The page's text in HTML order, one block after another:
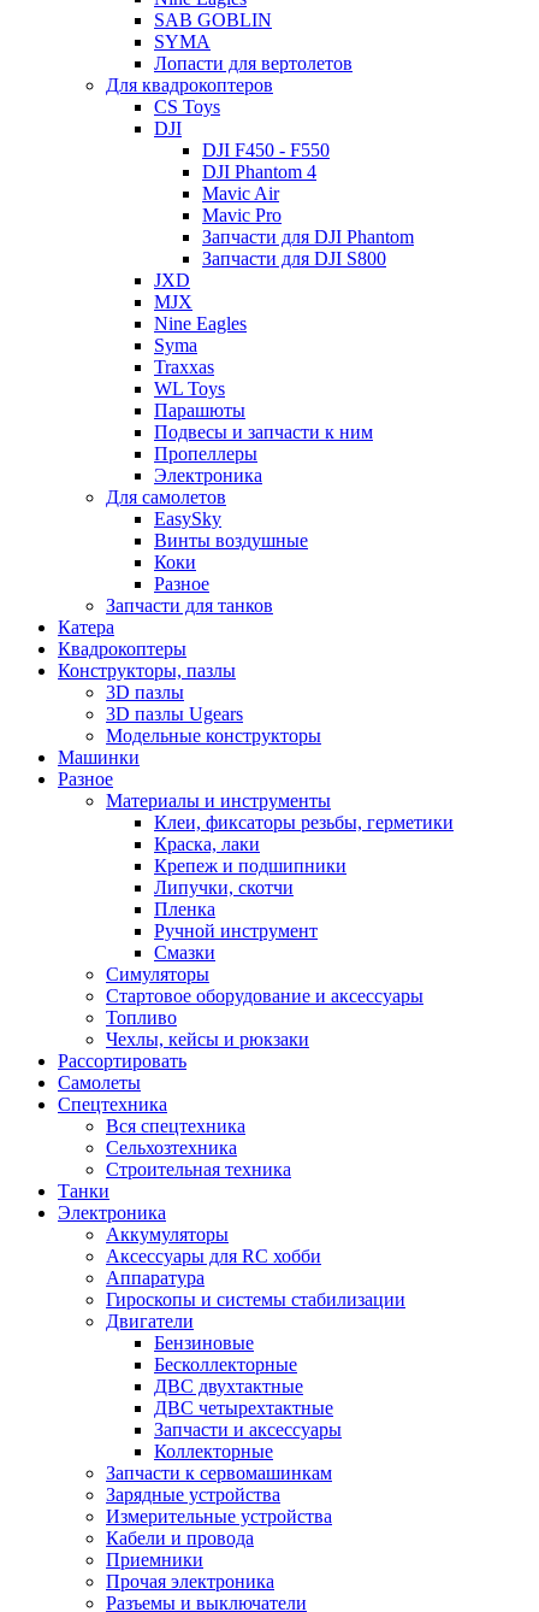
SAB GOBLIN
SYMA
Лопасти для вертолетов
Для квадрокоптеров
CS Toys
DJI
DJI F450 - F550
DJI Phantom 4
Mavic Air
Mavic Pro
Запчасти для DJI Phantom
Запчасти для DJI S800
JXD
MJX
Nine Eagles
Syma
Traxxas
WL Toys
Парашюты
Подвесы и запчасти к ним
Пропеллеры
Электроника
Для самолетов
EasySky
Винты воздушные
Коки
Разное
Запчасти для танков
Катера
Квадрокоптеры
Конструкторы, пазлы
3D пазлы
3D пазлы Ugears
Модельные конструкторы
Машинки
Разное
Материалы и инструменты
Клеи, фиксаторы резьбы, герметики
Краска, лаки
Крепеж и подшипники
Липучки, скотчи
Пленка
Ручной инструмент
Смазки
Симуляторы
Стартовое оборудование и аксессуары
Топливо
Чехлы, кейсы и рюкзаки
Рассортировать
Самолеты
Спецтехника
Вся спецтехника
Сельхозтехника
Строительная техника
Танки
Электроника
Аккумуляторы
Аксессуары для RC хобби
Аппаратура
Гироскопы и системы стабилизации
Двигатели
Бензиновые
Бесколлекторные
ДВС двухтактные
ДВС четырехтактные
Запчасти и аксессуары
Коллекторные
Запчасти к сервомашинкам
Зарядные устройства
Измерительные устройства
Кабели и провода
Приемники
Прочая электроника
Разъемы и выключатели